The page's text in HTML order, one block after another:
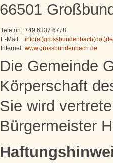
66501
Telefon: +49 6337 6778
E-Mail:
info(at)grossbundenbach(dot)de
Internet: www.grossbundenbach.de
Die Gemeinde
Körperschaft
Sie wird
Bürgermeister